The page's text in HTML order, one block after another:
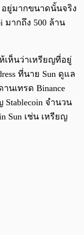
อยู่มากขนาดนั้นจริง
มากถึง 500 ล้าน
เห็นว่าเหรียญที่อยู่
ที่นาย Sun ดูแล
นเทรด Binance
Stablecoin จำนวน
Sun เช่น เหรียญ